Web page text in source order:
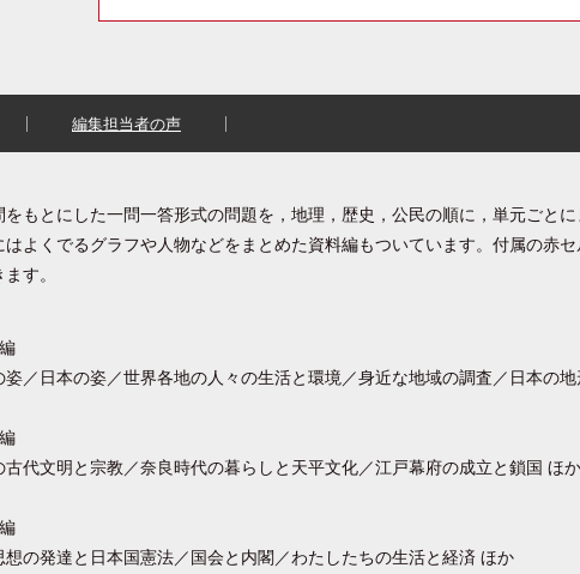
編集担当者の声
をもとにした一問一答形式の問題を，地理，歴史，公民の順に，単元ごと
はよくでるグラフや人物などをまとめた資料編もついています。付属の赤
す。
姿／日本の姿／世界各地の人々の生活と環境／身近な地域の調査／日本の
古代文明と宗教／奈良時代の暮らしと天平文化／江戸幕府の成立と鎖国 ほか
想の発達と日本国憲法／国会と内閣／わたしたちの生活と経済 ほか